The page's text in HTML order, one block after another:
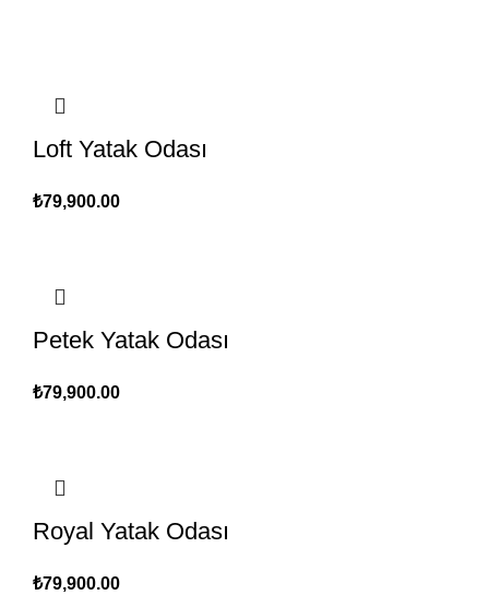
Loft Yatak Odası
₺79,900.00
Petek Yatak Odası
₺79,900.00
Royal Yatak Odası
₺79,900.00